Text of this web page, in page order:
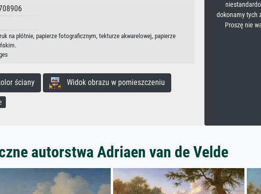
na płótnie, papierze fotograficznym, tekturze akwarelowej, papierze
ściany Widok obrazu w pomieszczeniu
dokonamy tych
Proszę nie
autorstwa Adriaen van de Velde